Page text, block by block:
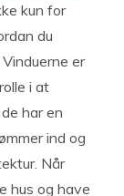
kun for
du
er
i at
har en
ind og
Når
hus og have